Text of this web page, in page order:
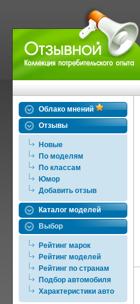
Облако мнений
Отзывы
Новые
По моделям
По классам
Юмор
Добавить отзыв
Каталог моделей
Выбор
Рейтинг марок
Рейтинг моделей
Рейтинг по странам
Подбор автомобиля
Характеристики авто